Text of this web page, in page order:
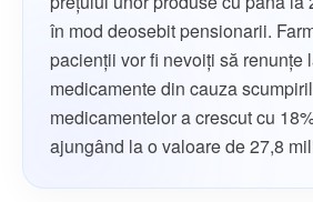
în mod deosebit pensionarii.
pacienții vor fi nevoiți să renunțe
medicamente din cauza
medicamentelor a crescut cu
ajungând la o valoare de 27,8